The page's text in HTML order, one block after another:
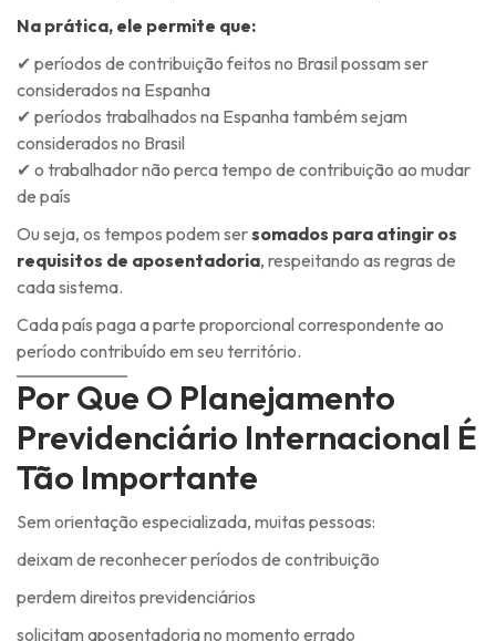
Na prática, ele permite que:
✔ períodos de contribuição feitos no Brasil possam ser
considerados na Espanha
✔ períodos trabalhados na Espanha também sejam
considerados no Brasil
✔ o trabalhador não perca tempo de contribuição ao mudar
de país
Ou seja, os tempos podem sersomados para atingir os
requisitos de aposentadoria, respeitando as regras de
cada sistema.
Cada país paga a parte proporcional correspondente ao
período contribuído em seu território.
Por Que O Planejamento
Previdenciário Internacional É
Tão Importante
Sem orientação especializada, muitas pessoas:
deixam de reconhecer períodos de contribuição
perdem direitos previdenciários
solicitam aposentadoria no momento errado